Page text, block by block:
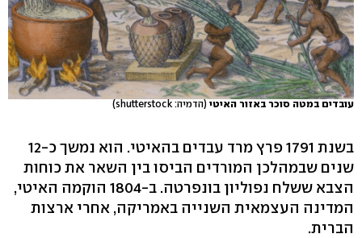
עובדים במטה סוכר באזור האיטי(הדמיה: shutterstock)
בשנת 1791 פרץ מרד עבדים בהאיטי. הוא נמשך כ-12
שנים שבמהלכן המורדים הביסו בין השאר את כוחות
הצבא ששלח נפוליון בונפרטה. ב-1804 הוקמה האיטי,
המדינה העצמאית השנייה באמריקה, אחרי ארצות
הברית.